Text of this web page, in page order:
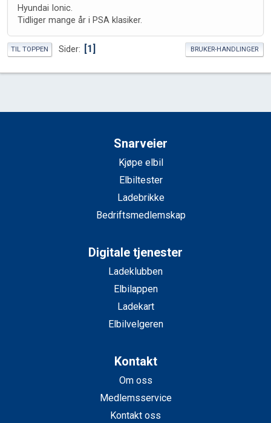
Hyundai Ionic.
Tidliger mange år i PSA klasiker.
TIL TOPPEN Sider 1 BRUKER-HANDLINGER
Snarveier
Kjøpe elbil
Elbiltester
Ladebrikke
Bedriftsmedlemskap
Digitale tjenester
Ladeklubben
Elbilappen
Ladekart
Elbilvelgeren
Kontakt
Om oss
Medlemsservice
Kontakt oss